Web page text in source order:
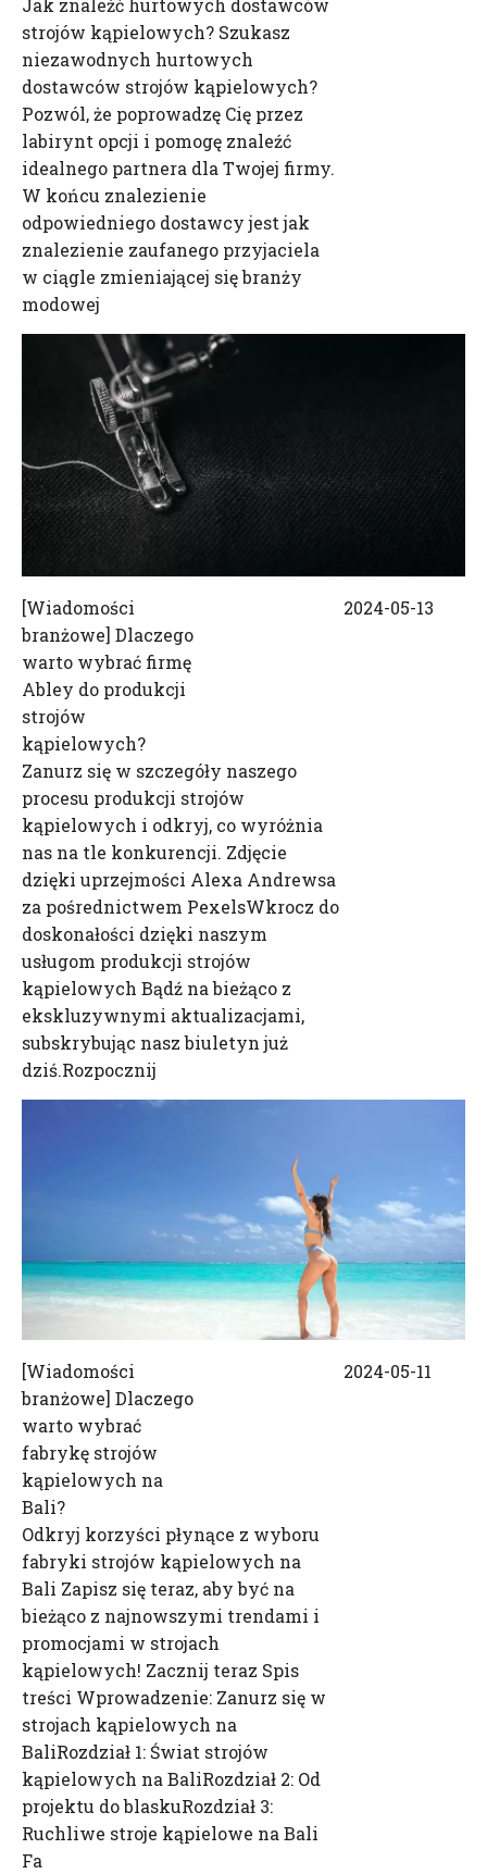
Jak znaleźć hurtowych dostawców
strojów kąpielowych? Szukasz
niezawodnych hurtowych
dostawców strojów kąpielowych?
Pozwól, że poprowadzę Cię przez
labirynt opcji i pomogę znaleźć
idealnego partnera dla Twojej firmy.
W końcu znalezienie
odpowiedniego dostawcy jest jak
znalezienie zaufanego przyjaciela
w ciągle zmieniającej się branży
modowej
[Wiadomości
branżowe] Dlaczego
warto wybrać firmę
Abley do produkcji
strojów
kąpielowych?
Zanurz się w szczegóły naszego
procesu produkcji strojów
kąpielowych i odkryj, co wyróżnia
nas na tle konkurencji. Zdjęcie
dzięki uprzejmości Alexa Andrewsa
za pośrednictwem PexelsWkrocz do
doskonałości dzięki naszym
usługom produkcji strojów
kąpielowych Bądź na bieżąco z
ekskluzywnymi aktualizacjami,
subskrybując nasz biuletyn już
dziś.Rozpocznij
2024-05-13
[Wiadomości
branżowe] Dlaczego
warto wybrać
fabrykę strojów
kąpielowych na
Bali?
Odkryj korzyści płynące z wyboru
fabryki strojów kąpielowych na
Bali Zapisz się teraz, aby być na
bieżąco z najnowszymi trendami i
promocjami w strojach
kąpielowych! Zacznij teraz Spis
treści Wprowadzenie: Zanurz się w
strojach kąpielowych na
BaliRozdział 1: Świat strojów
kąpielowych na BaliRozdział 2: Od
projektu do blaskuRozdział 3:
Ruchliwe stroje kąpielowe na Bali
Fa
2024-05-11